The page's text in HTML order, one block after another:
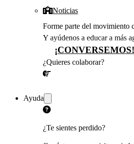
Noticias
Forme parte del movimiento
Y ayúdenos a educar a más
¡CONVERSEMOS!
¿Quieres colaborar?
Ayuda
¿Te sientes perdido?